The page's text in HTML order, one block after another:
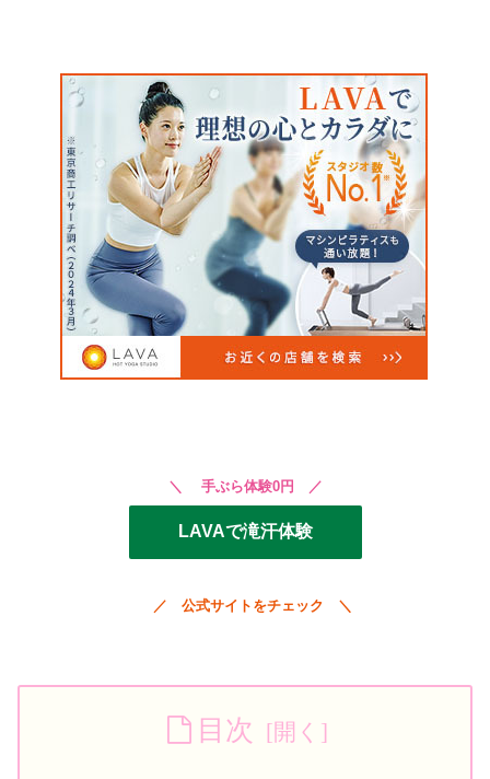
＼ 手ぶら体験0円 ／
LAVAで滝汗体験
／ 公式サイトをチェック ＼
目次